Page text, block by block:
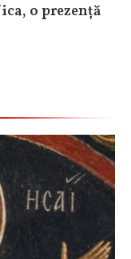
o prezență